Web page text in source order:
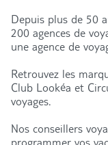
Depuis plus de 50
200 agences de
une agence de
Retrouvez les
Club Lookéa et
voyages.
Nos conseillers
programmer vos